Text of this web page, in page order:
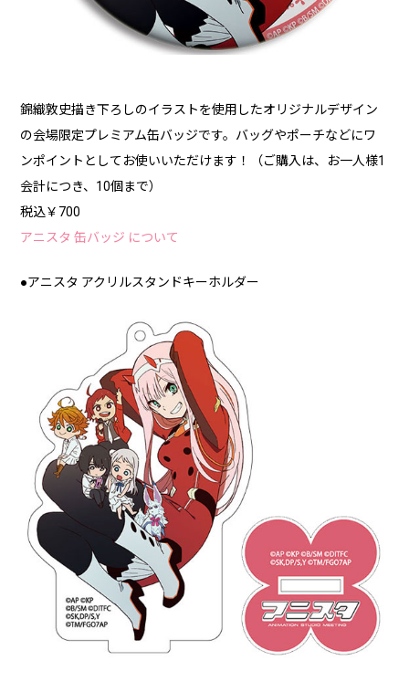
錦織敦史描き下ろしのイラストを使用したオリジナルデザイン
の会場限定プレミアム缶バッジです。バッグやポーチなどにワ
ンポイントとしてお使いいただけます！（ご購入は、お一人様1
会計につき、10個まで）
税込￥700
アニスタ 缶バッジ について
●アニスタ アクリルスタンドキーホルダー